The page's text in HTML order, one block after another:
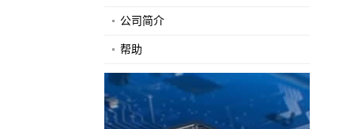
公司简介
帮助